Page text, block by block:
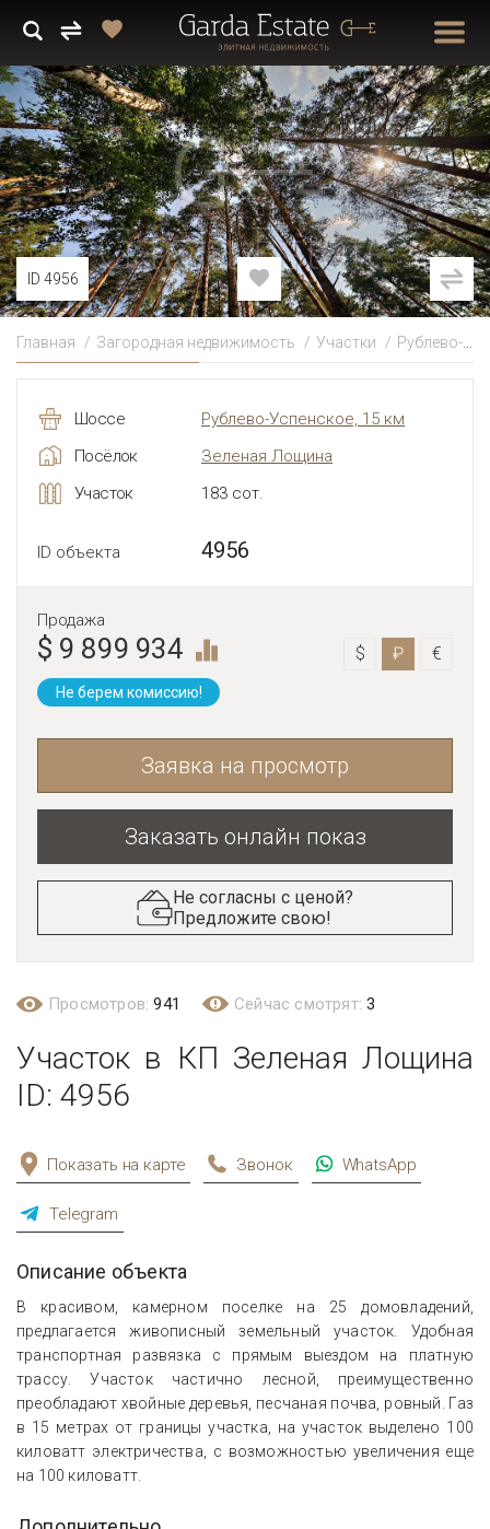
ID 4956
Главная Загородная недвижимость Участки Рублево-Успенское
Шоссе
Рублево-Успенское, 15 км
Посёлок
Зеленая Лощина
Участок
183 сот.
ID объекта 4956
Продажа
$ 9 899 934 $ ₽ €
Не берем комиссию!
Заявка на просмотр
Заказать онлайн показ
Не согласны с ценой?
Предложите свою!
Просмотров:941 Сейчас смотрят:3
Участок в КП Зеленая Лощина
ID: 4956
Показать на карте Звонок WhatsApp
Telegram
Описание объекта
В красивом, камерном поселке на 25 домовладений,
предлагается живописный земельный участок. Удобная
транспортная развязка с прямым выездом на платную
трассу. Участок частично лесной, преимущественно
преобладают хвойные деревья, песчаная почва, ровный. Газ
в 15 метрах от границы участка, на участок выделено 100
киловатт электричества, с возможностью увеличения еще
на 100 киловатт.